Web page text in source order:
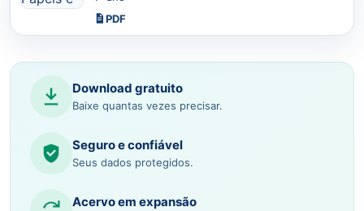
PDF
Download gratuito
Baixe quantas vezes precisar.
Seguro e confiável
Seus dados protegidos.
Acervo em expansão